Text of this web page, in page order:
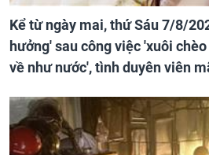
Kể từ ngày mai, thứ Sáu 7/8/
hưởng' sau công việc 'xuôi
về như nước', tình duyên viên